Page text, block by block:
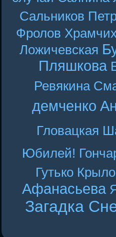
Сальников
Фролов
Ложичевская
Пляшкова
Ревякина
демченко
Гловацкая
Юбилей!
Гутько
Афанасьева
Загадка